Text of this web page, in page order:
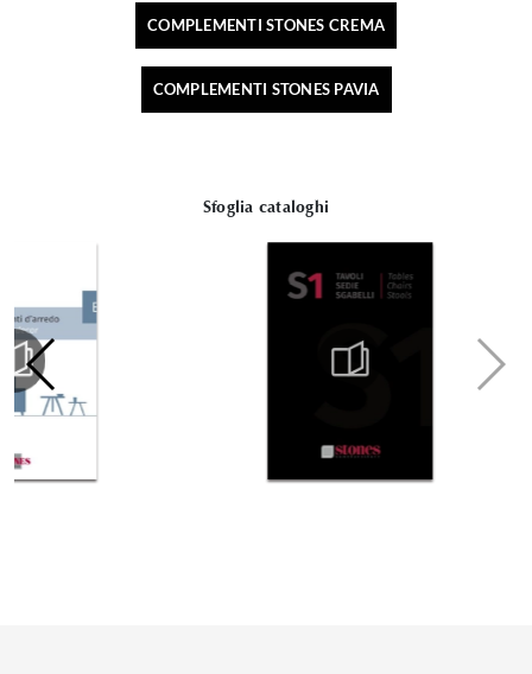
COMPLEMENTI STONES CREMA
COMPLEMENTI STONES PAVIA
Sfoglia cataloghi